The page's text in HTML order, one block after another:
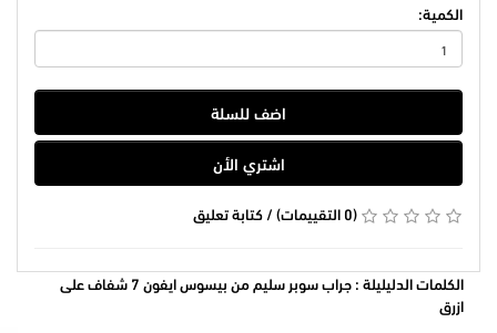
الكمية:
اضف للسلة
اشتري الأن
(0 التقييمات) /كتابة تعليق
الكلمات الدليليلة :
جراب سوبر سليم من بيسوس ايفون 7 شفاف على
ازرق